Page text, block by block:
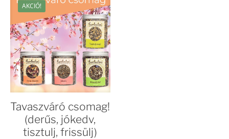
AKCIÓ!
Tavaszváró csomag!
(derűs, jókedv,
tisztulj, frissülj)